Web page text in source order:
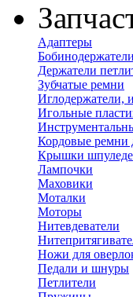
Адаптеры
Бобинодержатели
Держатели
Зубчатые ремни
Иглодержатели,
Игольные
Кордовые ремни
Крышки
Лампочки
Маховики
Моталки
Моторы
Нитевдеватели
Ножи для
Педали и шнуры
Петлители